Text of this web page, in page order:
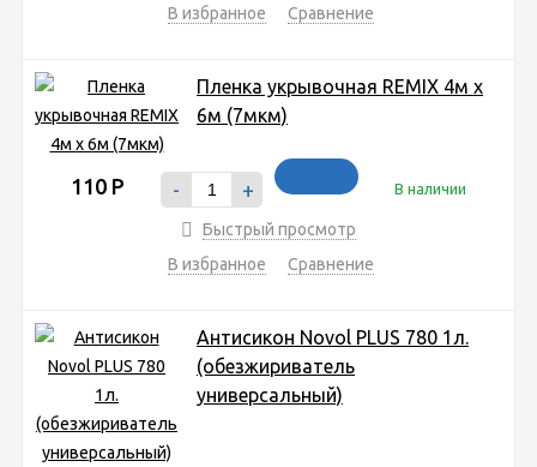
В избранное
Сравнение
Пленка укрывочная REMIX 4м x
6м (7мкм)
110 Р - + В наличии
Быстрый просмотр
В избранное
Сравнение
Антисикон Novol PLUS 780 1л.
(обезжириватель
универсальный)